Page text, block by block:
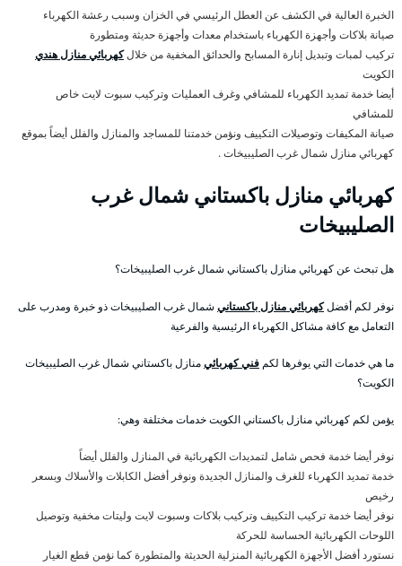
الخبرة العالية في الكشف عن العطل الرئيسي في الخزان وسبب رعشة الكهرباء
صيانة بلاكات وأجهزة الكهرباء باستخدام معدات وأجهزة حديثة ومتطورة
تركيب لمبات وتبديل إنارة المسابح والحدائق المخفية من خلالكهربائي منازل هندي
الكويت
أيضا خدمة تمديد الكهرباء للمشافي وغرف العمليات وتركيب سبوت لايت خاص
للمشافي
صيانة المكيفات وتوصيلات التكييف ونؤمن خدمتنا للمساجد والمنازل والفلل أيضاً بموقع
كهربائي منازل شمال غرب الصليبيخات .
كهربائي منازل باكستاني شمال غرب
الصليبيخات
هل تبحث عن كهربائي منازل باكستاني شمال غرب الصليبيخات؟
نوفر لكم أفضلكهربائي منازل باكستاني شمال غرب الصليبيخات ذو خبرة ومدرب على
التعامل مع كافة مشاكل الكهرباء الرئيسية والفرعية
ما هي خدمات التي يوفرها لكم فني كهربائيمنازل باكستاني شمال غرب الصليبيخات
الكويت؟
يؤمن لكم كهربائي منازل باكستاني الكويت خدمات مختلفة وهي:
نوفر أيضا خدمة فحص شامل لتمديدات الكهربائية في المنازل والفلل أيضاً
خدمة تمديد الكهرباء للغرف والمنازل الجديدة ونوفر أفضل الكابلات والأسلاك وبسعر
رخيص
نوفر أيضا خدمة تركيب التكييف وتركيب بلاكات وسبوت لايت وليتات مخفية وتوصيل
اللوحات الكهربائية الحساسة للحركة
نستورد أفضل الأجهزة الكهربائية المنزلية الحديثة والمتطورة كما نؤمن قطع الغيار